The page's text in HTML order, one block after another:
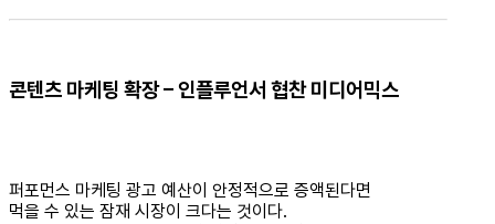
콘텐츠 마케팅 확장 – 인플루언서 협찬 미디어믹스
퍼포먼스 마케팅 광고 예산이 안정적으로 증액된다면
먹을 수 있는 잠재 시장이 크다는 것이다.